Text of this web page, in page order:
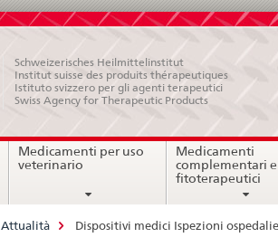
Schweizerisches Heilmittelinstitut
Institut suisse des produits thérapeutiques
Istituto svizzero per gli agenti terapeutici
Swiss Agency for Therapeutic Products
Medicamenti per uso
veterinario
Medicamenti
complementari e
fitoterapeutici
Attualità Dispositivi medici Ispezioni